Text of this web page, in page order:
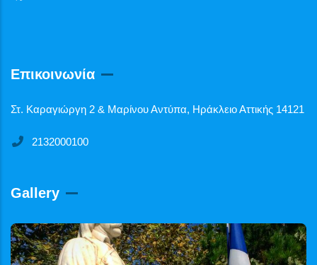
Επικοινωνία
Στ. Καραγιώργη 2 & Μαρίνου Αντύπα, Ηράκλειο Αττικής 14121
2132000100
Gallery